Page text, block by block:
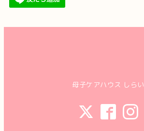
母子ケアハウス しらい